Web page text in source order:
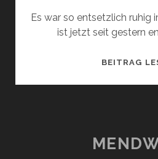
Es war so entsetzlich ruhig
ist jetzt seit gestern
BEITRAG